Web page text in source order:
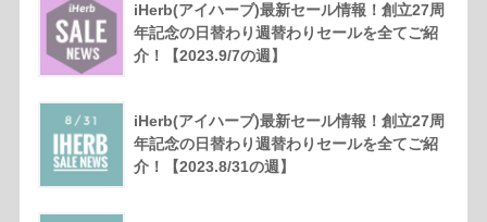
iHerb(アイハーブ)最新セール情報！創立27周
年記念の日替わり週替わりセールを全てご紹
介！【2023.9/7の週】
iHerb(アイハーブ)最新セール情報！創立27周
年記念の日替わり週替わりセールを全てご紹
介！【2023.8/31の週】